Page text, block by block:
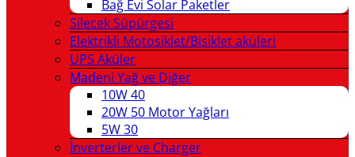
Bağ Evi Solar Paketler
Silecek Süpürgesi
Elektrikli Motosiklet/Bisiklet aküleri
UPS Aküler
Madeni Yağ ve Diğer
10W 40
20W 50 Motor Yağları
5W 30
İnverterler ve Charger